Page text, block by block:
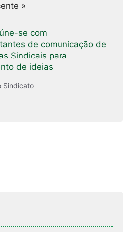
»
se com
de comunicação de
Sindicais para
de ideias
Sindicato